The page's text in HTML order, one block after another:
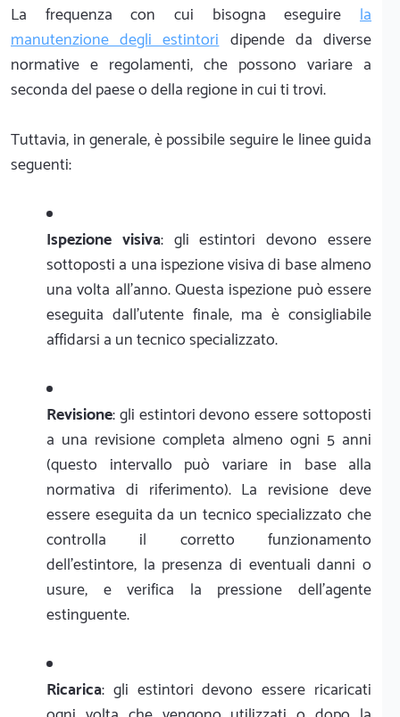
La frequenza con cui bisogna eseguire la
manutenzione degli estintoridipende da diverse
normative e regolamenti, che possono variare a
seconda del paese o della regione in cui ti trovi.
Tuttavia, in generale, è possibile seguire le linee guida
seguenti:
Ispezione visiva: gli estintori devono essere
sottoposti a una ispezione visiva di base almeno
una volta all'anno. Questa ispezione può essere
eseguita dall'utente finale, ma è consigliabile
affidarsi a un tecnico specializzato.
Revisione: gli estintori devono essere sottoposti
a una revisione completa almeno ogni 5 anni
(questo intervallo può variare in base alla
normativa di riferimento). La revisione deve
essere eseguita da un tecnico specializzato che
controlla il corretto funzionamento
dell'estintore, la presenza di eventuali danni o
usure, e verifica la pressione dell'agente
estinguente.
Ricarica: gli estintori devono essere ricaricati